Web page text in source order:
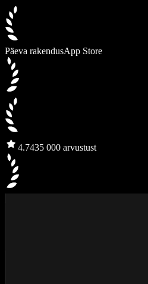
Päeva rakendusApp Store
4.7435 000 arvustust